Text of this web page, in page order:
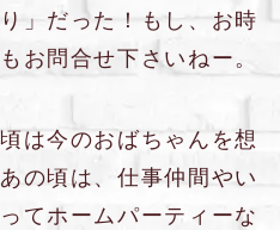
」だった！もし、お時
お問合せ下さいねー。
は今のおばちゃんを想
の頃は、仕事仲間やい
てホームパーティーな